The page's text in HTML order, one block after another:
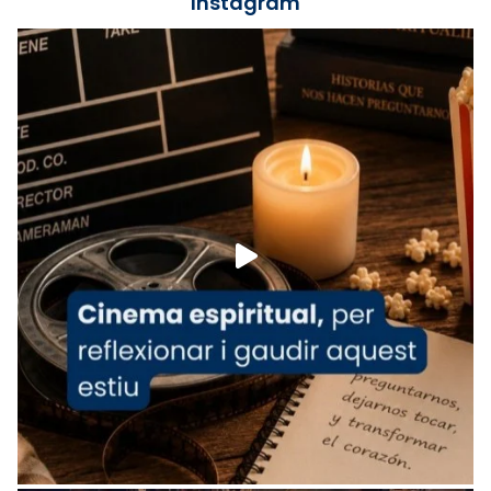
Recupera l'entrevista comp
Vatican
tican News 👇
www.vaticannews.va/es/iglesia/news/2026-
07/carmina-historia-depresion-papa-viaje-
espana-testimoni...
Foto
View on Facebook · Share
Arquebisbat de Barcelona
1 week ago
«Avui les santes Juliana i Semproniana ens
ajuden a alçar la mirada»
Mons. Sergi Gordo, bisbe de Tortosa, ha
presidit aquest 27 de juliol la missa de Les
Santes de Mataró.